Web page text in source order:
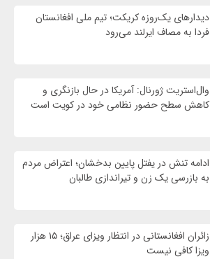
دیدارهای یک‌روزه کریکت؛ تیم ملی افغانستان
فردا به مصاف ایرلند می‌رود
وال‌استریت ژورنال: آمریکا در حال بازنگری و
کاهش سطح حضور نظامی خود در کویت است
ادامه تنش در یفتل پایین بدخشان؛ اعتراض مردم
به بازرسی یک زن و تیراندازی طالبان
زائران افغانستانی در انتظار ویزای عراق؛ ۱۵ هزار
ویزا کافی نیست